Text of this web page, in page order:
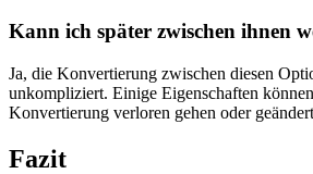
Kann ich später zwischen ihnen
Ja, die Konvertierung zwischen diesen
unkompliziert. Einige Eigenschaften
Konvertierung verloren gehen oder
Fazit